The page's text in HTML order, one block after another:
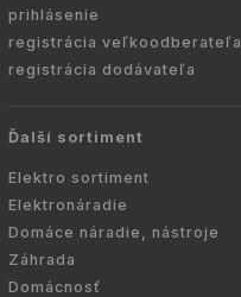
prihlásenie
registrácia veľkoodberateľa
registrácia dodávateľa
Ďalší sortiment
Elektro sortiment
Elektronáradie
Domáce náradie, nástroje
Záhrada
Domácnosť